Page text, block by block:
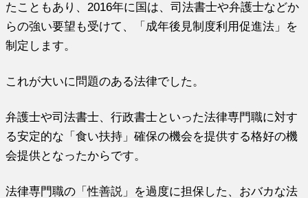
たこともあり、2016年に国は、司法書士や弁護士などか
らの強い要望も受けて、「成年後見制度利用促進法」を
制定します。
これが大いに問題のある法律でした。
弁護士や司法書士、行政書士といった法律専門職に対す
る安定的な「食い扶持」確保の機会を提供する格好の機
会提供となったからです。
法律専門職の「性善説」を過度に担保した、おバカな法